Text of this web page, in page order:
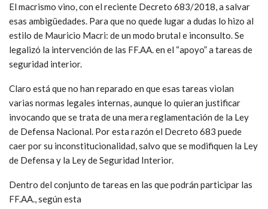
El macrismo vino, con el reciente Decreto 683/2018, a salvar
esas ambigüedades. Para que no quede lugar a dudas lo hizo al
estilo de Mauricio Macri: de un modo brutal e inconsulto. Se
legalizó la intervención de las FF.AA. en el “apoyo” a tareas de
seguridad interior.
Claro está que no han reparado en que esas tareas violan
varias normas legales internas, aunque lo quieran justificar
invocando que se trata de una mera reglamentación de la Ley
de Defensa Nacional. Por esta razón el Decreto 683 puede
caer por su inconstitucionalidad, salvo que se modifiquen la Ley
de Defensa y la Ley de Seguridad Interior.
Dentro del conjunto de tareas en las que podrán participar las
FF.AA., según esta